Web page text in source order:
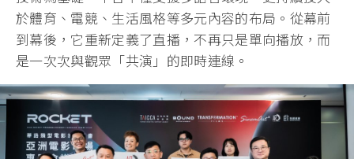
於體育、電競、生活風格等多元內容的布局。從幕前
到幕後，它重新定義了直播，不再只是單向播放，而
是一次次與觀眾「共演」的即時連線。